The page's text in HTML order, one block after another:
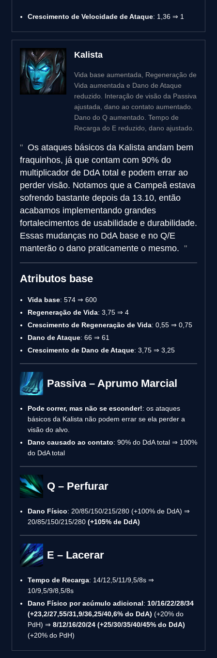
Crescimento de Velocidade de Ataque: 1,36 ⇒ 1
Kalista
Vida base aumentada, Regeneração de
Vida aumentada e Dano de Ataque
reduzido. Interação de visão da Passiva
ajustada, dano ao contato aumentado.
Dano do Q aumentado. Tempo de
Recarga do E reduzido, dano ajustado.
Os ataques básicos da Kalista andam bem
fraquinhos, já que contam com 90% do
multiplicador de DdA total e podem errar ao
perder visão. Notamos que a Campeã estava
sofrendo bastante depois da 13.10, então
acabamos implementando grandes
fortalecimentos de usabilidade e durabilidade.
Essas mudanças no DdA base e no Q/E
manterão o dano praticamente o mesmo.
Atributos base
Vida base: 574 ⇒ 600
Regeneração de Vida: 3,75 ⇒ 4
Crescimento de Regeneração de Vida: 0,55 ⇒ 0,75
Dano de Ataque: 66 ⇒ 61
Crescimento de Dano de Ataque: 3,75 ⇒ 3,25
Passiva – Aprumo Marcial
Pode correr, mas não se esconder!: os ataques
básicos da Kalista não podem errar se ela perder a
visão do alvo.
Dano causado ao contato: 90% do DdA total ⇒ 100%
do DdA total
Q – Perfurar
Dano Físico: 20/85/150/215/280 (+100% de DdA) ⇒
20/85/150/215/280 (+105% de DdA)
E – Lacerar
Tempo de Recarga: 14/12,5/11/9,5/8s ⇒
10/9,5/9/8,5/8s
Dano Físico por acúmulo adicional: 10/16/22/28/34
(+23,2/27,55/31,9/36,25/40,6% do DdA) (+20% do
PdH) ⇒ 8/12/16/20/24 (+25/30/35/40/45% do DdA)
(+20% do PdH)